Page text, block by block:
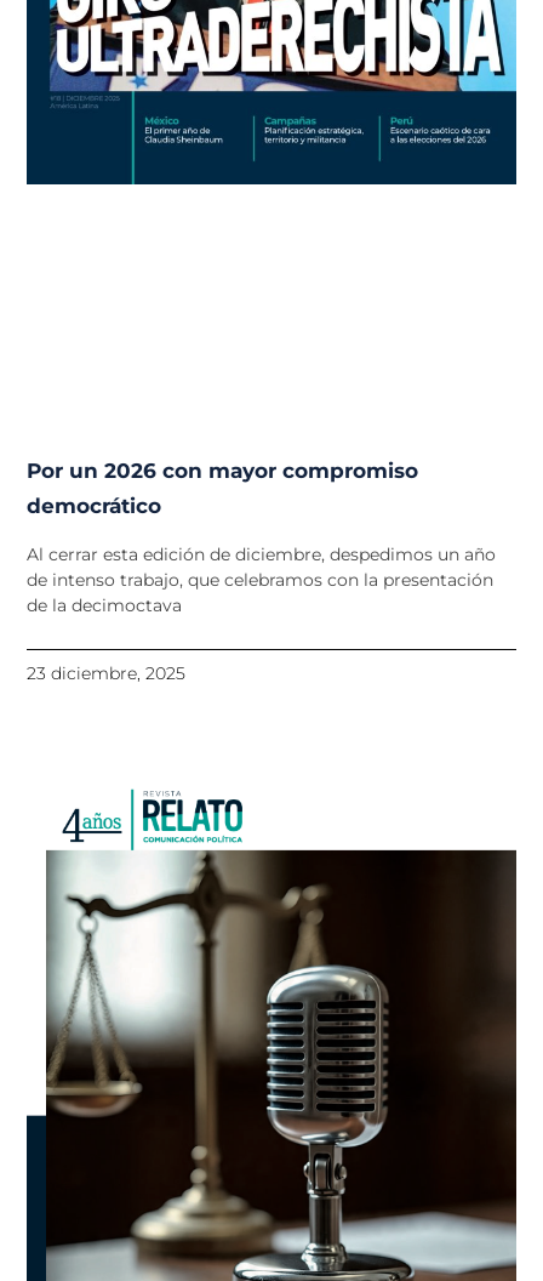
Por un 2026 con mayor compromiso
democrático
Al cerrar esta edición de diciembre, despedimos un año
de intenso trabajo, que celebramos con la presentación
de la decimoctava
23 diciembre, 2025